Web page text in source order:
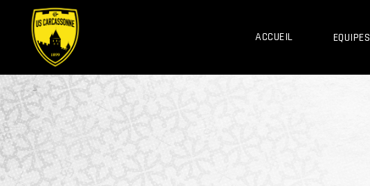
ACCUEIL EQUIPES